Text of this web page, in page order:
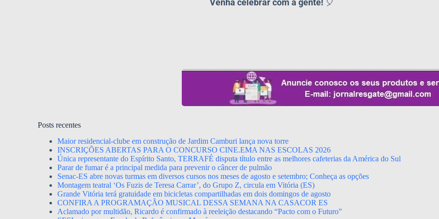
Venha celebrar com a gente! 🎈
Posts recentes
Maior residencial-clube em construção de Jardim Camburi lança nova torre
INSCRIÇÕES ABERTAS PARA O CONCURSO CINE.EMA NAS ESCOLAS 2026
Única representante do Espírito Santo, TERRAFÉ disputa título entre as melhores cafeterias da América do Sul
Parar de fumar é a principal medida para prevenir o câncer de pulmão
Senac-ES abre novas turmas em diversos cursos nos meses de agosto e setembro; Conheça as opções
Montagem teatral ‘Os Fuzis de Teresa Carrar’, do Grupo Z, circula em Vitória (ES)
Grande Vitória terá gratuidade em bicicletas compartilhadas em dois domingos de agosto
CONFIRA A PROGRAMAÇÃO MUSICAL DESSA SEMANA NA CASACOR ES
Aclamado por multidão, Ricardo é confirmado à reeleição destacando “Pacto com o Futuro”